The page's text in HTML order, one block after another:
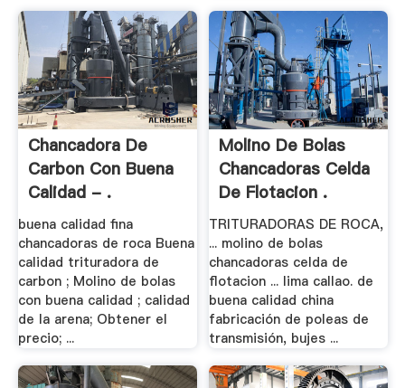
Chancadora De
Carbon Con Buena
Calidad - .
buena calidad fina
chancadoras de roca Buena
calidad trituradora de
carbon ; Molino de bolas
con buena calidad ; calidad
de la arena; Obtener el
precio; ...
Molino De Bolas
Chancadoras Celda
De Flotacion .
TRITURADORAS DE ROCA,
... molino de bolas
chancadoras celda de
flotacion ... lima callao. de
buena calidad china
fabricación de poleas de
transmisión, bujes ...